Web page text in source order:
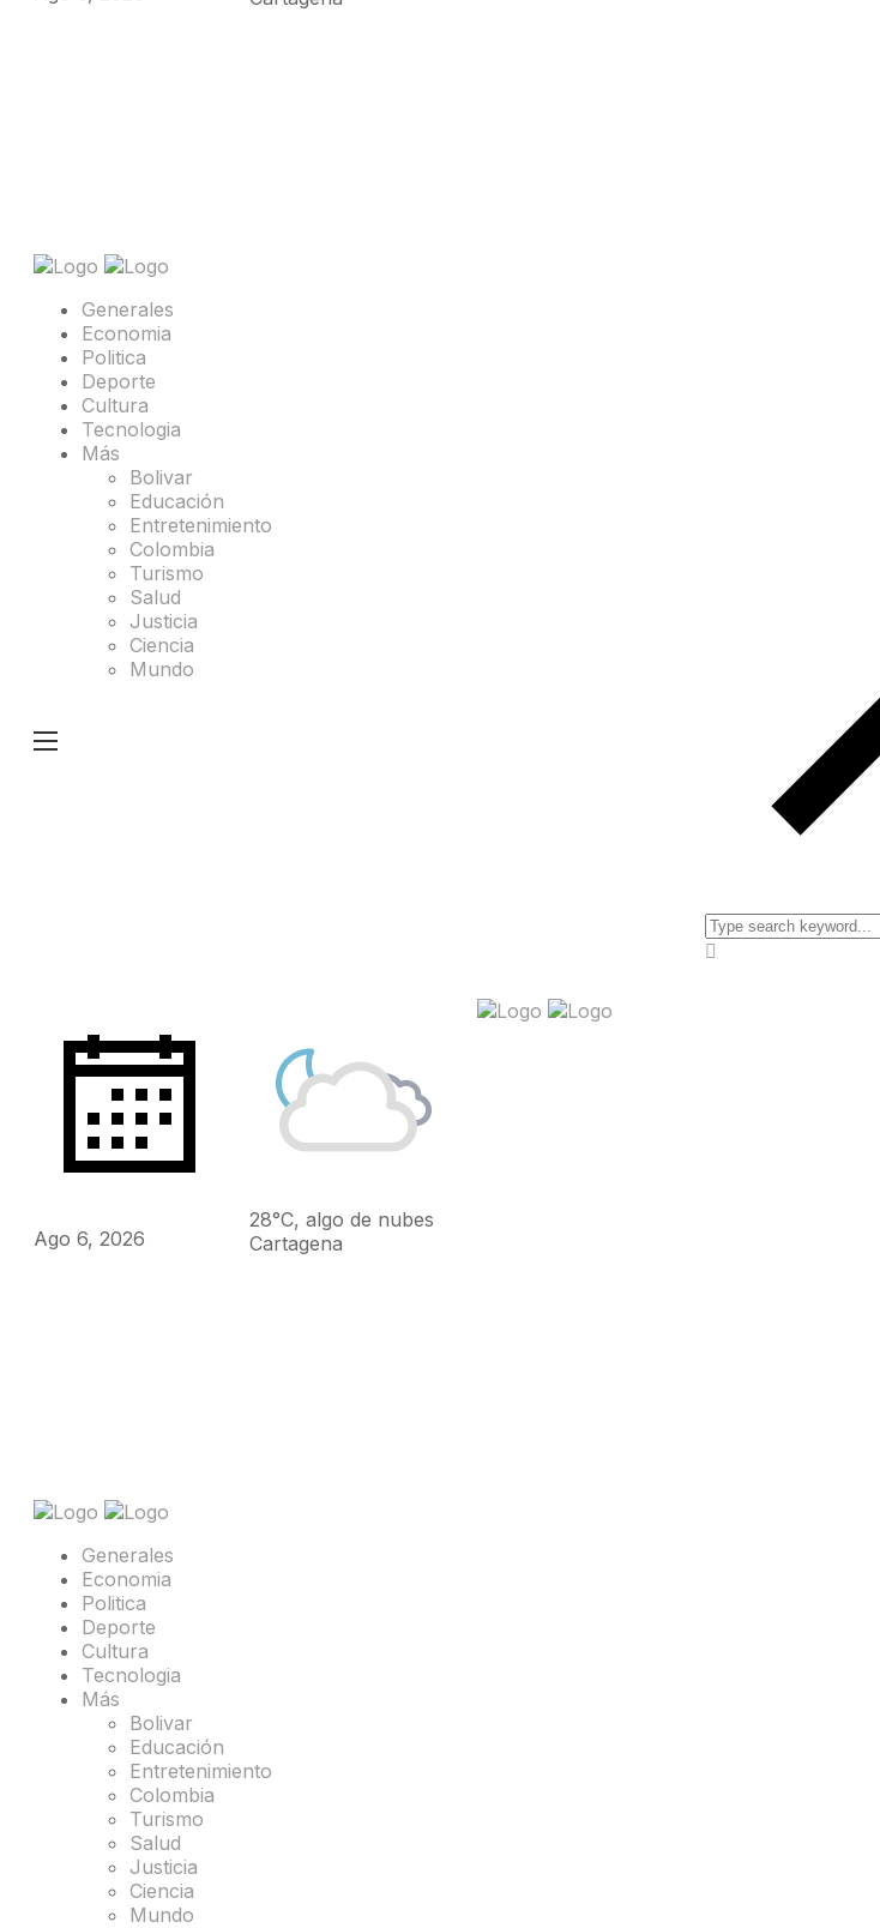
Generales
Economia
Politica
Deporte
Cultura
Tecnologia
Más
Bolivar
Educación
Entretenimiento
Colombia
Turismo
Salud
Justicia
Ciencia
Mundo
Ago 6, 2026
28°C, algo de nubes
Cartagena
Generales
Economia
Politica
Deporte
Cultura
Tecnologia
Más
Bolivar
Educación
Entretenimiento
Colombia
Turismo
Salud
Justicia
Ciencia
Mundo